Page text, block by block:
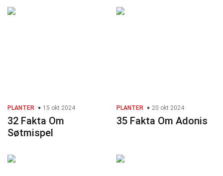
PLANTER 15 okt 2024
32 Fakta Om
Søtmispel
PLANTER 20 okt 2024
35 Fakta Om Adonis